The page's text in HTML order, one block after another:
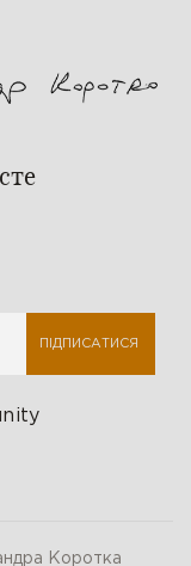
ПІДПИСАТИСЯ
Коротка